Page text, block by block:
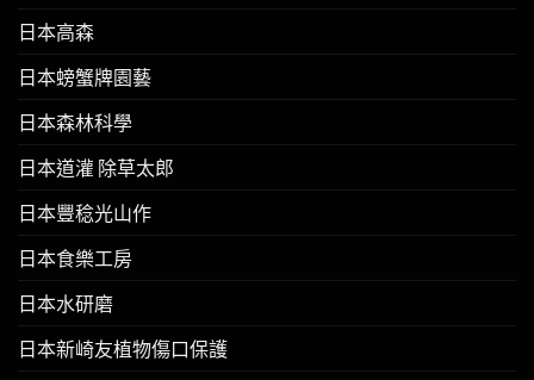
日本高森
日本螃蟹牌園藝
日本森林科學
日本道灌 除草太郎
日本豐稔光山作
日本食樂工房
日本水研磨
日本新崎友植物傷口保護